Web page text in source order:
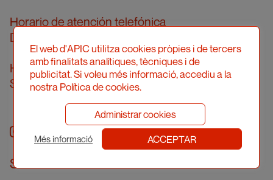
Horario de atención telefónica
De lunes a viernes de 10 a 14 h
Horario de atención presencial
Solicitar cita previa
youtube
Suscríbete al newsletter
El web d'APIC utilitza cookies pròpies i de tercers
amb finalitats analítiques, tècniques i de
publicitat. Si voleu més informació, accediu a la
nostra Política de cookies.
Administrar cookies
Més informació ACCEPTAR